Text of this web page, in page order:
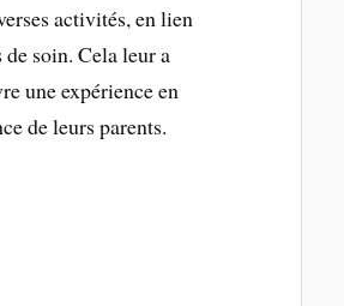
activités, en lien
soin. Cela leur a
une expérience en
de leurs parents.